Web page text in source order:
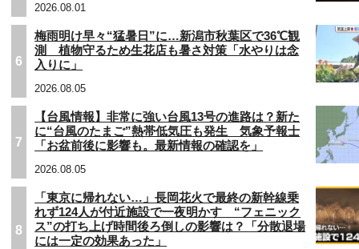
2026.08.01
6
梅雨明け早々“猛暑日”に…新潟市秋葉区で36℃観
測 植物守るため生花店も暑さ対策「水やりは念
入りに」
2026.08.05
7
【台風情報】非常に強い台風13号の進路は？新た
に“台風のたまご”熱帯低気圧も発生 気象予報士
「お盆前後に影響も。最新情報の確認を」
2026.08.05
8
「東京に帰れない…」長岡花火で最終の新幹線乗
れず124人が付近施設で一夜明かす “フェニック
ス”の打ち上げ時間後ろ倒しの影響は？「分散退場
には一定の効果あった」